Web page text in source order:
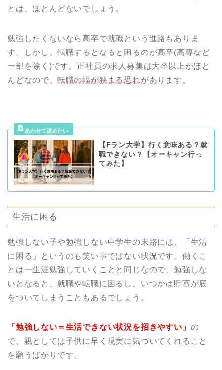
とは、ほとんどないでしょう。
勉強したくないなら高卒で就職という進路もありま
す。しかし、転職するとなると困るのが高卒(高専など
一部を除く)です。正社員の求人募集は大卒以上がほと
んどなので、 転職の幅が狭まる恐れがあります。
【Fラン大学】行く意味ある？就
職できない？【オーキャン行っ
てみた】
生活に困る
勉強しない子や勉強しない中学生の末路には、「生活
に困る」というのも笑い事ではない状況です。働くこ
とは一生涯勉強していくことと同じなので、勉強しな
いとなると、就職や転職に困るし、いつかは貯蓄が底
をついてしまうこともあるでしょう。
「勉強しない＝生活できない状況を招きやすい」 の
で、親としては子供に早く現実に気づいてくれること
を願うばかりです。